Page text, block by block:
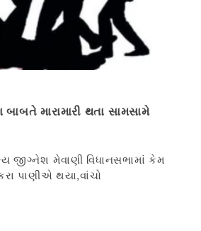
બાબતે મારામારી થતા સામસામે